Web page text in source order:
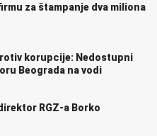
za štampanje dva miliona
korupcije: Nedostupni
Beograda na vodi
RGZ-a Borko